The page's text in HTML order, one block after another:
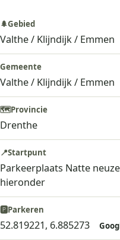
🌲Gebied
Valthe / Klijndijk / Emmen
Gemeente
Valthe / Klijndijk / Emmen
🗺️Provincie
Drenthe
📍Startpunt
Parkeerplaats Natte
hieronder
🅿️Parkeren
52.819221, 6.885273